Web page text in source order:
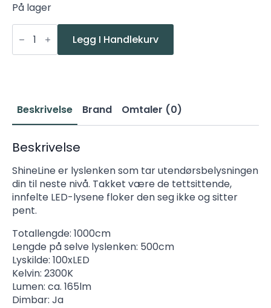
På lager
Konstsmide
Slynge
Shineline
100
Legg I Handlekurv
Beskrivelse Brand Omtaler (0)
Beskrivelse
ShineLine er lyslenken som tar utendørsbelysningen
din til neste nivå. Takket være de tettsittende,
innfelte LED-lysene floker den seg ikke og sitter
pent.
Totallengde: 1000cm
Lengde på selve lyslenken: 500cm
Lyskilde: 100xLED
Kelvin: 2300K
Lumen: ca. 165lm
Dimbar: Ja